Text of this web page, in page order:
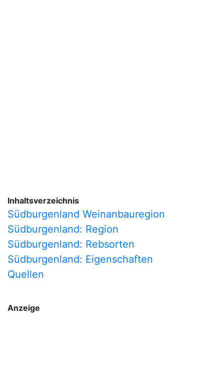
Inhaltsverzeichnis
Südburgenland Weinanbauregion
Südburgenland: Region
Südburgenland: Rebsorten
Südburgenland: Eigenschaften
Quellen
Anzeige